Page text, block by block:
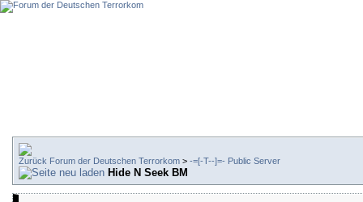
Forum der Deutschen Terrorkom > -=[-T--]=- Public Server
Hide N Seek BM